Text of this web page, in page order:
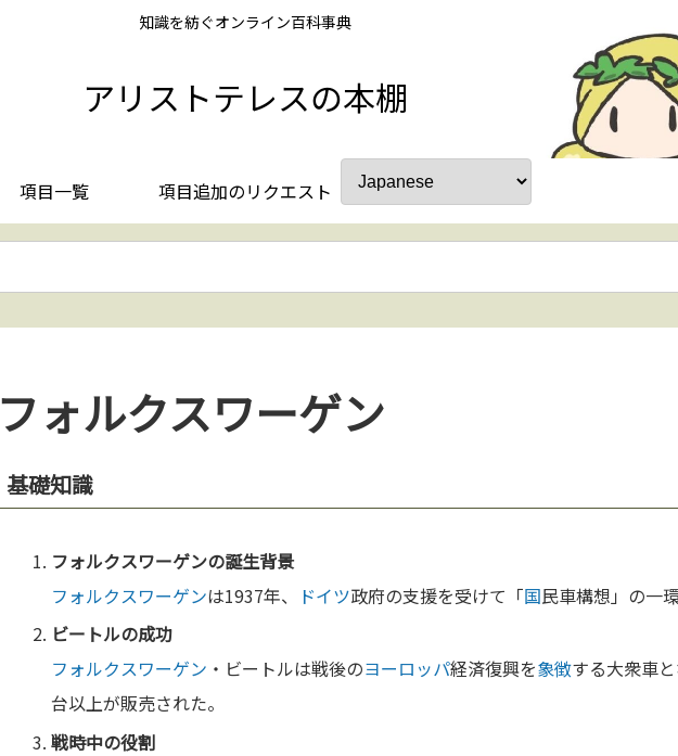
知識を紡ぐオンライン百科事典
アリストテレスの本棚
項目一覧 項目追加のリクエスト
フォルクスワーゲン
基礎知識
フォルクスワーゲンの誕生背景
フォルクスワーゲンは1937年、 ドイツ政府の支援を受けて「国民車構想」の一
ビートルの成功
フォルクスワーゲン ・ビートルは戦後のヨーロッパ経済復興を象徴する大衆車
台以上が販売された。
戦時中の役割